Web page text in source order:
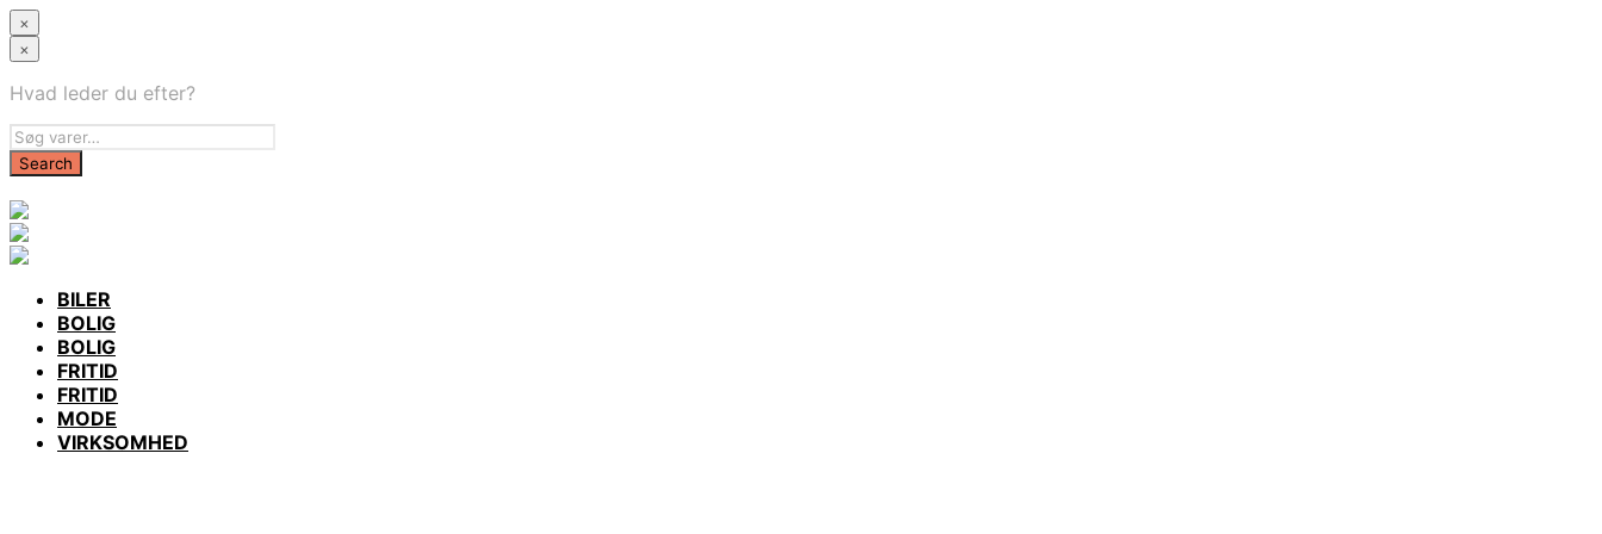
×
×
Hvad leder du efter?
BILER
BOLIG
BOLIG
FRITID
FRITID
MODE
VIRKSOMHED